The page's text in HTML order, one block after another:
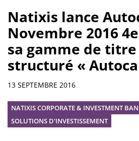
Natixis lance
Novembre 2016
sa gamme de
structuré «
Résumé
13 SEPTEMBRE 2016
NATIXIS CORPORATE & INVESTMENT
SOLUTIONS D'INVESTISSEMENT